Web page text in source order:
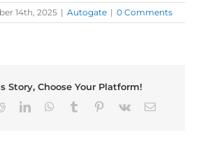
14th, 2025 | Autogate | 0 Comments
Story, Choose Your Platform!
RedditLinkedInWhatsApp
Tumblr Pinterest
Vk Email